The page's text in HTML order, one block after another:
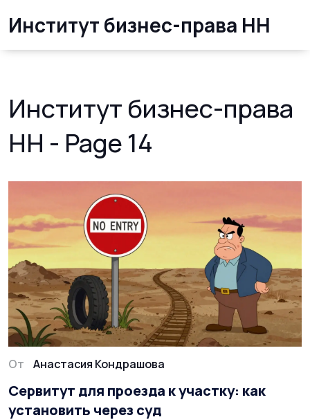
Институт бизнес-права НН
Институт бизнес-права
НН - Page 14
От Анастасия Кондрашова
Сервитут для проезда к участку: как
установить через суд